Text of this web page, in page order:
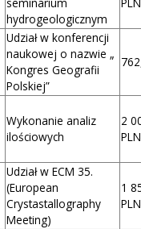
hydrogeologicznym
Udział w konferencji
naukowej o nazwie „
Kongres Geografii
Polskiej”
Wykonanie analiz
ilościowych
2
PLN
Udział w ECM 35.
(European
Crystastallography
Meeting)
1
PLN